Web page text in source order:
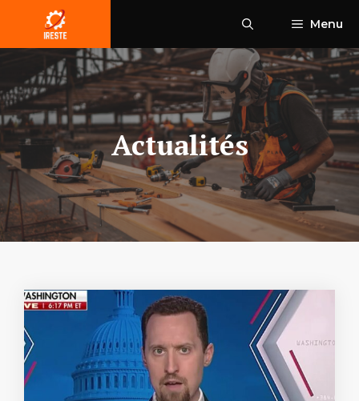
contenu
Menu
Actualités